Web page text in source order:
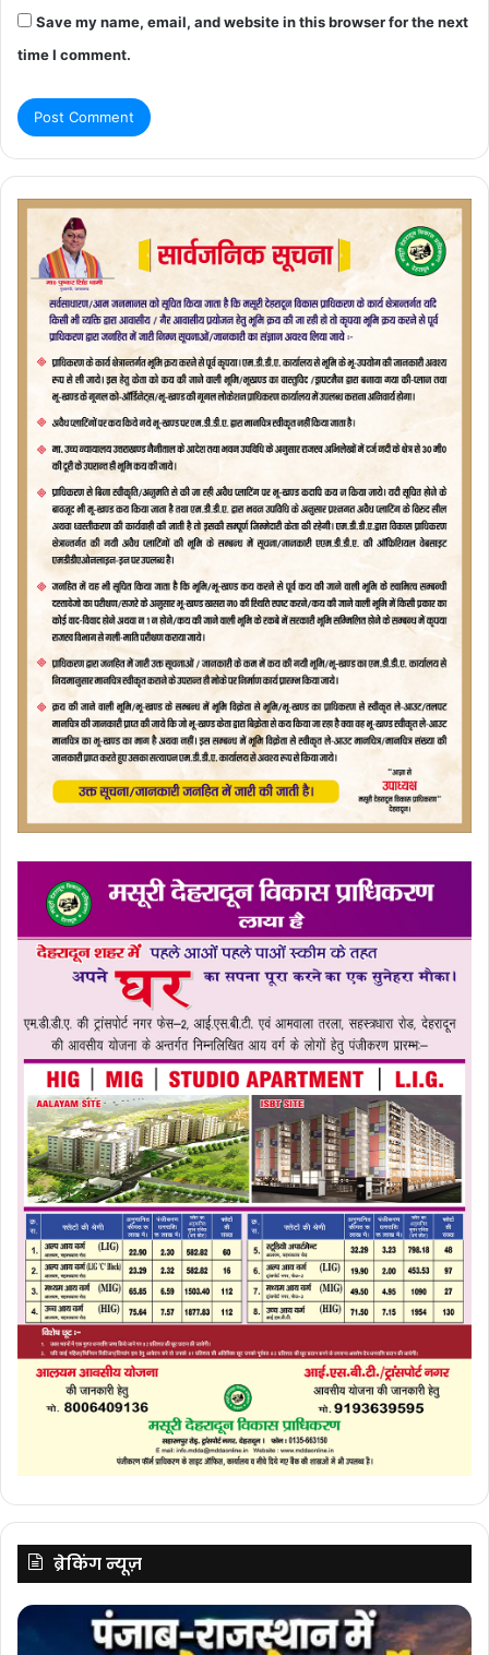
Save my name, email, and website in this browser for the next
time I comment.
ब्रेकिंग न्यूज़